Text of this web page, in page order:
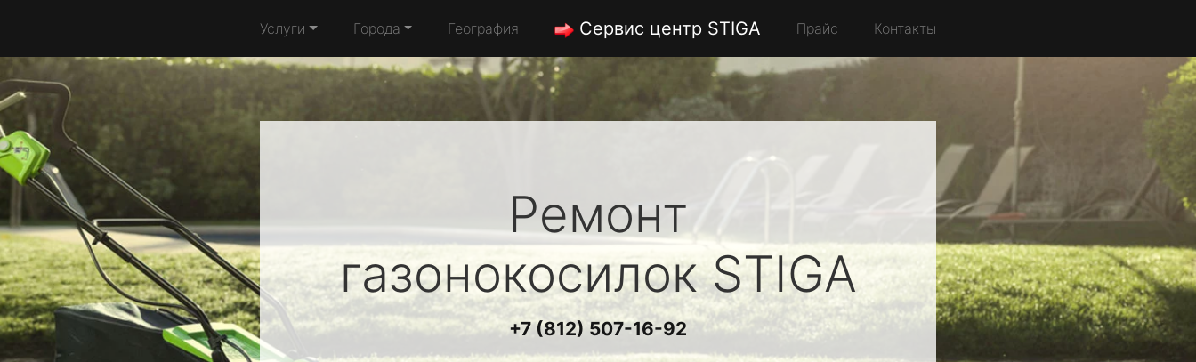
Услуги Города География Сервис центр STIGA Прайс Контакты
Ремонт
газонокосилокSTIGA
+7 (812) 507-16-92